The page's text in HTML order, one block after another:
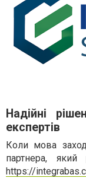
Надійні
експертів
Коли мова
партнера,
https://